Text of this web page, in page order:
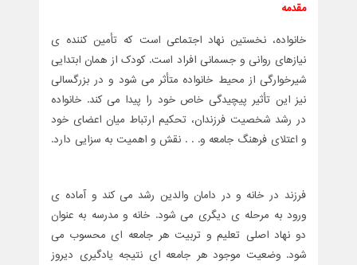
مقدمه
خانواده، نخستین نهاد اجتماعی است که تأمین کننده ی
نیازهای روانی و جسمانی افراد است. کودک از همان ابتدایی
شیرخوارگی از محیط خانواده متأثر می شود و در بزرگسالی
نیز این تأثیر پیچیدگی خاص خود را پیدا می کند. خانواده
در رشد شخصیت فرزندان، تحکیم ارتباط میان اعضای خود
و اعتلای فرهنگ جامعه و. . . نقش و اهمیت به سزایی دارد.
فرزند در خانه و در دامان والدین رشد می کند و آماده ی
ورود به مرحله ی دیگری می شود. خانه و مدرسه به عنوان
دو نهاد اصلی تعلیم و تربیت هر جامعه ای محسوب می
شود. وضعیت موجود هر جامعه ای نتیجه یادگیری دیروز